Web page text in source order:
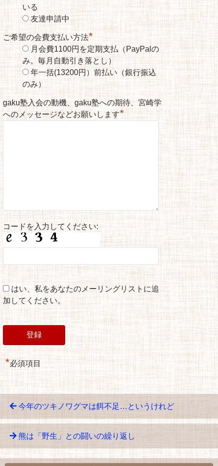
いる
友達申請中
ご希望の会費支払い方法*
月会費1100円を定期支払（PayPalの
み。毎月自動引き落とし）
年一括(13200円）前払い（銀行振込
のみ）
gaku塾入会の動機、gaku塾への期待、宮崎学
へのメッセージなどお願いします*
コードを入力してください:
はい、私をあなたのメーリングリストに追
加してください。
*必須項目
今年のツキノワグマは餌不足…というけれど
熊は「野生」との闘いの繰り返し